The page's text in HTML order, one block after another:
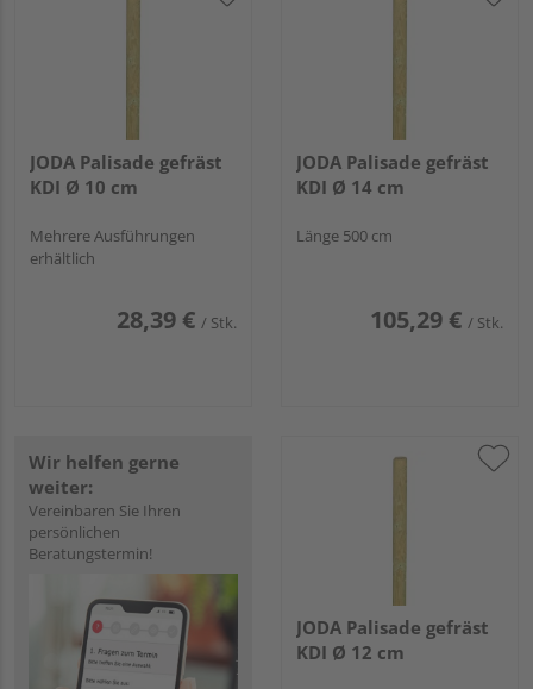
JODA Palisade gefräst
KDI Ø 10 cm
Mehrere Ausführungen
erhältlich
28,39 € / Stk.
JODA Palisade gefräst
KDI Ø 14 cm
Länge 500 cm
105,29 € / Stk.
Wir helfen gerne
weiter:
Vereinbaren Sie Ihren
persönlichen
Beratungstermin!
JODA Palisade gefräst
KDI Ø 12 cm